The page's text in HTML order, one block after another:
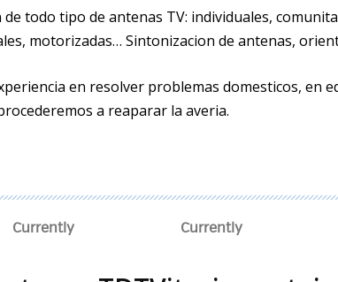
todo tipo de antenas TV: individuales,
motorizadas… Sintonizacion de antenas,
en resolver problemas domesticos, en
a reaparar la averia.
Currently Currently